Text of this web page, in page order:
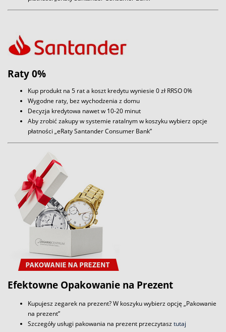
Raty 0%
Kup produkt na 5 rat a koszt kredytu wyniesie 0 zł RRSO 0%
Wygodne raty, bez wychodzenia z domu
Decyzja kredytowa nawet w 10-20 minut
Aby zrobić zakupy w systemie ratalnym w koszyku wybierz opcje
płatności „eRaty Santander Consumer Bank”
Efektowne Opakowanie na Prezent
Kupujesz zegarek na prezent? W koszyku wybierz opcję „Pakowanie
na prezent”
Szczegóły usługi pakowania na prezent przeczytasztutaj